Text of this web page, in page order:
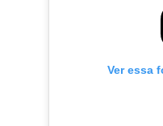
Ver essa